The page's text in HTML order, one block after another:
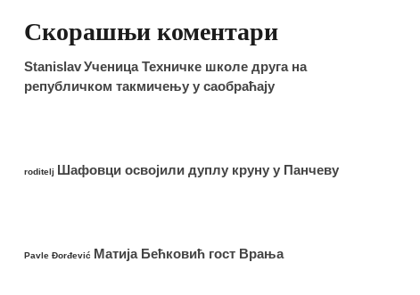
Скорашњи коментари
StanislavУченица Техничке школе друга на
републичком такмичењу у саобраћају
roditelj Шафовци освојили дуплу круну у Панчеву
Pavle Đorđević Матија Бећковић гост Врања